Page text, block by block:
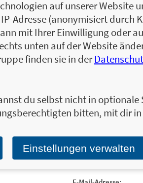
Oliver Specht war
für die
Derzeit ist er mit
Führungskräfte im
der Technischen
Ja, ich will über
Wir halten Sie per E-
Tragen Sie sich jetzt
auf unserer Website
Adresse (anonymisiert durch
mit Ihrer Einwilligung oder
unten auf der Website
finden sie in der
du selbst nicht in
bitten, mit dir
Einstellungen verwalten